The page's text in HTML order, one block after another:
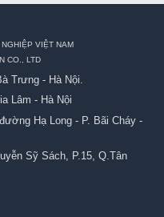
VIỆT NAM
CO., LTD
Trưng - Hà Nội.
Lâm - Hà Nội
Hạ Long - P. Bãi Cháy -
Sỹ Sách, P.15, Q.Tân